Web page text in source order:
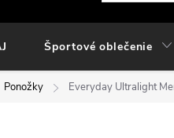
Športové oblečenie
Ponožky Everyday Ultralight